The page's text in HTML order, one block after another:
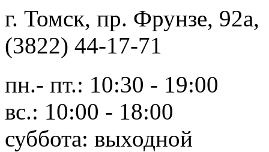
г. Томск, пр. Фрунзе,
(3822) 44-17-71
пн.- пт.: 10:30 - 19:00
вс.: 10:00 - 18:00
суббота: выходной